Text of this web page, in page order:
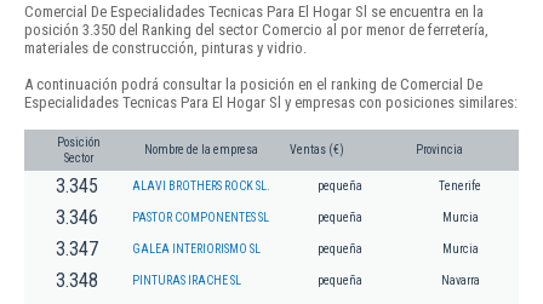
Comercial De Especialidades Tecnicas Para El Hogar Sl se encuentra en la
posición 3.350 del Ranking del sector Comercio al por menor de ferretería,
materiales de construcción, pinturas y vidrio.
A continuación podrá consultar la posición en el ranking de Comercial De
Especialidades Tecnicas Para El Hogar Sl y empresas con posiciones similares:
Posición
Sector
Nombre de la empresa Ventas (€) Provincia
3.345 ALAVI BROTHERS ROCK SL. pequeña Tenerife
3.346 PASTOR COMPONENTES SL pequeña Murcia
3.347 GALEA INTERIORISMO SL pequeña Murcia
3.348 PINTURAS IRACHE SL pequeña Navarra